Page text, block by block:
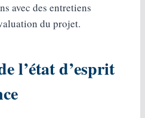
avec des entretiens
du projet.
l’état d’esprit